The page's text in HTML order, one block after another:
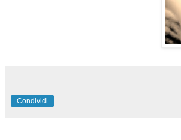
Condividi